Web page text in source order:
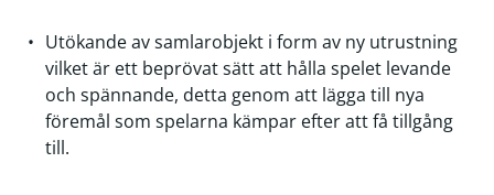
Utökande av samlarobjekt i form av ny utrustning
vilket är ett beprövat sätt att hålla spelet levande
och spännande, detta genom att lägga till nya
föremål som spelarna kämpar efter att få tillgång
till.